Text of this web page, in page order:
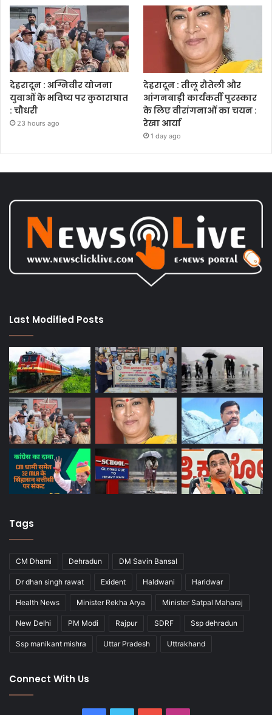
देहरादून : अग्निवीर योजना
युवाओं के भविष्य पर कुठाराघात
: चौधरी
23 hours ago
देहरादून : तीलू रौतेली और
आंगनबाड़ी कार्यकर्ती पुरस्कार
के लिए वीरांगनाओं का चयन :
रेखा आर्या
1 day ago
Last Modified Posts
Tags
CM Dhami Dehradun DM Savin Bansal
Dr dhan singh rawat Exident Haldwani Haridwar
Health News Minister Rekha Arya Minister Satpal Maharaj
New Delhi PM Modi Rajpur SDRF Ssp dehradun
Ssp manikant mishra Uttar Pradesh Uttrakhand
Connect With Us